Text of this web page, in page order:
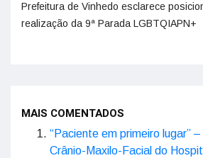
Prefeitura de Vinhedo esclarece
realização da 9ª Parada LGBTQIAPN+
MAIS COMENTADOS
“Paciente em primeiro lugar”
Crânio-Maxilo-Facial do